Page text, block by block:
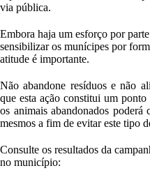
via pública.
Embora haja um esforço por
sensibilizar os munícipes por
atitude é importante.
Não abandone resíduos e não
que esta ação constitui um ponto
os animais abandonados
mesmos a fim de evitar este tipo
Consulte os resultados da
no município: